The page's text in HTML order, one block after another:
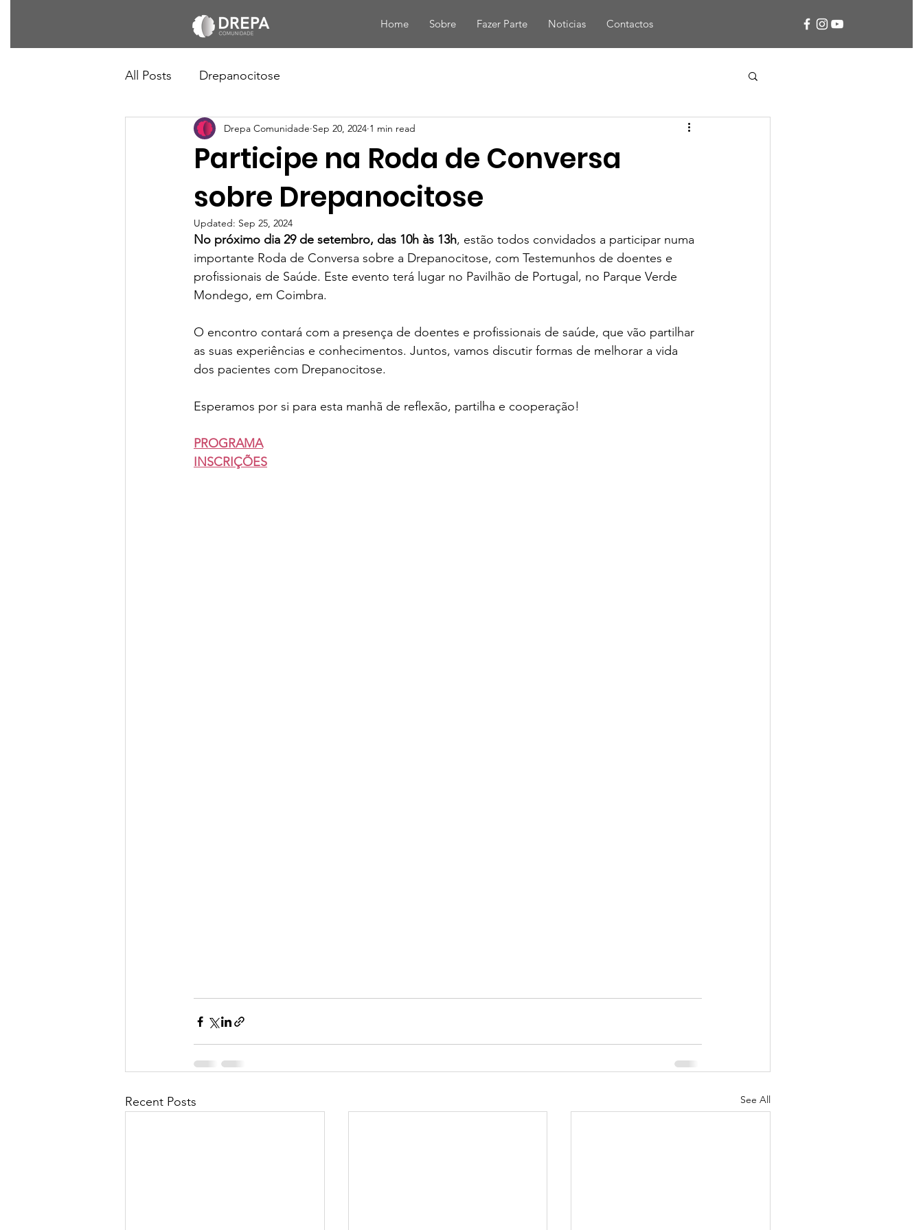
Home Sobre Fazer Parte Noticias Contactos
All Posts Drepanocitose
Participe na Roda de Conversa
sobre Drepanocitose
Drepa Comunidade Sep 20, 2024 1 min read
Updated: Sep 25, 2024
No próximo dia 29 de setembro, das 10h às 13h, estão todos convidados a participar numa
importante Roda de Conversa sobre a Drepanocitose, com Testemunhos de doentes e
profissionais de Saúde. Este evento terá lugar no Pavilhão de Portugal, no Parque Verde
Mondego, em Coimbra.
O encontro contará com a presença de doentes e profissionais de saúde, que vão partilhar
as suas experiências e conhecimentos. Juntos, vamos discutir formas de melhorar a vida
dos pacientes com Drepanocitose.
Esperamos por si para esta manhã de reflexão, partilha e cooperação!
PROGRAMA
INSCRIÇÕES
Recent Posts See All